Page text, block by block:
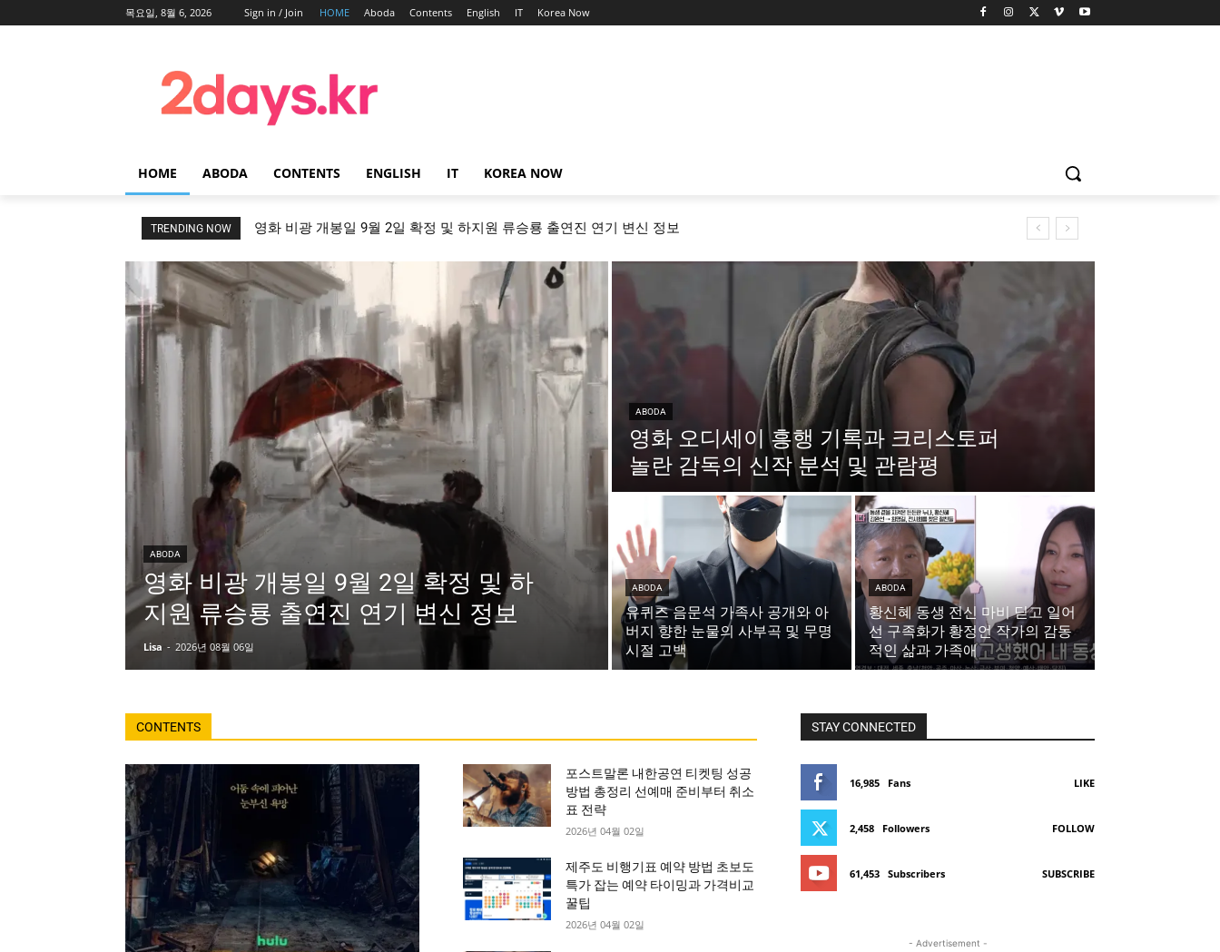
목요일, 8월 6, 2026 Sign in / Join HOME Aboda Contents English IT Korea Now
HOME ABODA CONTENTS ENGLISH IT KOREA NOW
TRENDING NOW 영화 비광 개봉일 9월 2일 확정 및 하지원 류승룡 출연진 연기 변신 정보
ABODA
영화 비광 개봉일 9월 2일 확정 및 하
지원 류승룡 출연진 연기 변신 정보
Lisa - 2026년 08월 06일
ABODA
영화 오디세이 흥행 기록과 크리스토퍼
놀란 감독의 신작 분석 및 관람평
ABODA
유퀴즈 음문석 가족사 공개와 아
버지 향한 눈물의 사부곡 및 무명
시절 고백
ABODA
황신혜 동생 전신 마비 딛고 일어
선 구족화가 황정언 작가의 감동
적인 삶과 가족애
CONTENTS
포스트말론 내한공연 티켓팅 성공
방법 총정리 선예매 준비부터 취소
표 전략
2026년 04월 02일
제주도 비행기표 예약 방법 초보도
특가 잡는 예약 타이밍과 가격비교
꿀팁
2026년 04월 02일
STAY CONNECTED
16,985 Fans LIKE
2,458 Followers FOLLOW
61,453 Subscribers SUBSCRIBE
- Advertisement -